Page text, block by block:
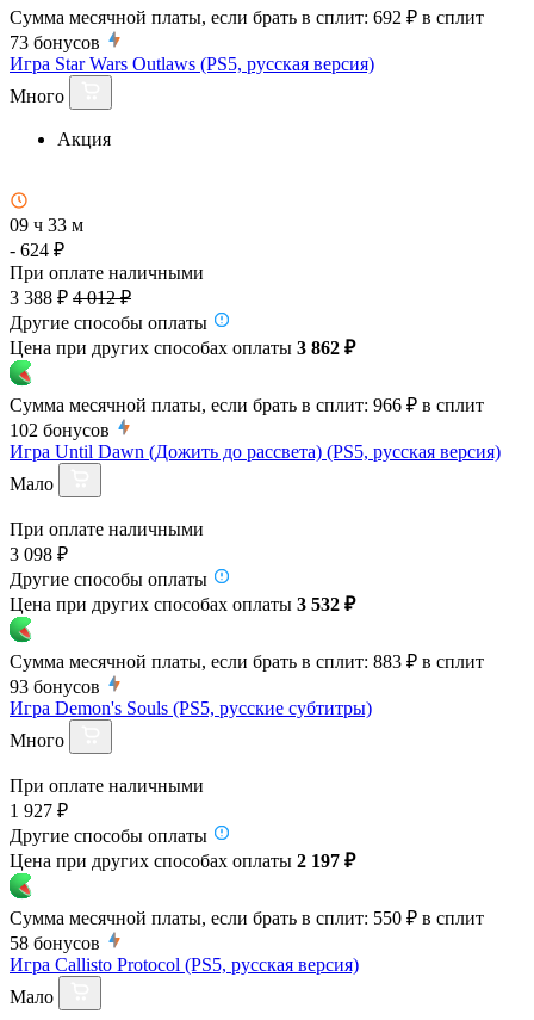
Сумма месячной платы, если брать в сплит: 692 ₽ в сплит
73 бонусов
Игра Star Wars Outlaws (PS5, русская версия)
Много
Акция
09 ч 33 м
- 624 ₽
При оплате наличными
3 388 ₽ 4 012 ₽
Другие способы оплаты
Цена при других способах оплаты 3 862 ₽
Сумма месячной платы, если брать в сплит: 966 ₽ в сплит
102 бонусов
Игра Until Dawn (Дожить до рассвета) (PS5, русская версия)
Мало
При оплате наличными
3 098 ₽
Другие способы оплаты
Цена при других способах оплаты 3 532 ₽
Сумма месячной платы, если брать в сплит: 883 ₽ в сплит
93 бонусов
Игра Demon's Souls (PS5, русские субтитры)
Много
При оплате наличными
1 927 ₽
Другие способы оплаты
Цена при других способах оплаты 2 197 ₽
Сумма месячной платы, если брать в сплит: 550 ₽ в сплит
58 бонусов
Игра Callisto Protocol (PS5, русская версия)
Мало